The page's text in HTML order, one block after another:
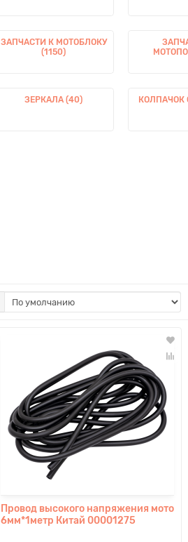
ЗАПЧАСТИ К МОТОБЛОКУ
(1150)
ЗЕРКАЛА (40) КОЛПАЧОК
Провод высокого напряжения мото
6мм*1метр Китай 00001275